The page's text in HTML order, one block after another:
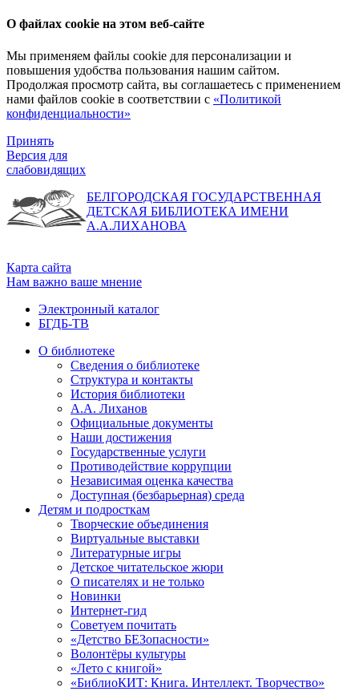
О файлах cookie на этом веб-сайте
Мы применяем файлы cookie для персонализации и
повышения удобства пользования нашим сайтом.
Продолжая просмотр сайта, вы соглашаетесь с применением
нами файлов cookie в соответствии с «Политикой
конфиденциальности»
Принять
Версия для
слабовидящих
БЕЛГОРОДСКАЯ ГОСУДАРСТВЕННАЯ
ДЕТСКАЯ БИБЛИОТЕКА ИМЕНИ
А.А.ЛИХАНОВА
Карта сайта
Нам важно ваше мнение
Электронный каталог
БГДБ-ТВ
О библиотеке
Сведения о библиотеке
Структура и контакты
История библиотеки
А.А. Лиханов
Официальные документы
Наши достижения
Государственные услуги
Противодействие коррупции
Независимая оценка качества
Доступная (безбарьерная) среда
Детям и подросткам
Творческие объединения
Виртуальные выставки
Литературные игры
Детское читательское жюри
О писателях и не только
Новинки
Интернет-гид
Советуем почитать
«Детство БЕЗопасности»
Волонтёры культуры
«Лето с книгой»
«БиблиоКИТ: Книга. Интеллект. Творчество»